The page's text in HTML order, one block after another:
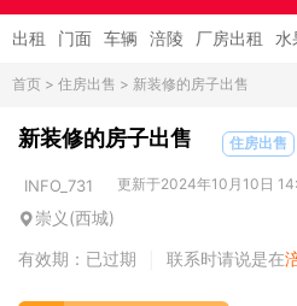
出租 门面 车辆 涪陵 厂房出租 水
首页 > 住房出售 > 新装修的房子出售
新装修的房子出售 住房出售
INFO_731 更新于2024年10月10日
崇义(西城)
有效期：已过期
联系时请说是在